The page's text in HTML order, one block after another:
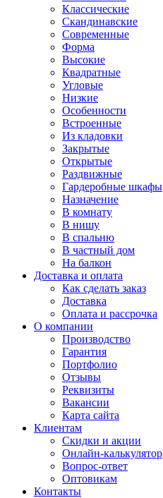
Классические
Скандинавские
Современные
Форма
Высокие
Квадратные
Угловые
Низкие
Особенности
Встроенные
Из кладовки
Закрытые
Открытые
Раздвижные
Гардеробные шкафы
Назначение
В комнату
В нишу
В спальню
В частный дом
На балкон
Доставка и оплата
Как сделать заказ
Доставка
Оплата и рассрочка
О компании
Производство
Гарантия
Портфолио
Отзывы
Реквизиты
Вакансии
Карта сайта
Клиентам
Скидки и акции
Онлайн-калькулятор
Вопрос-ответ
Оптовикам
Контакты